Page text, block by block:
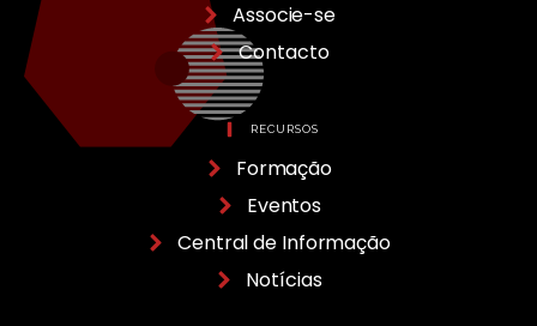
Associe-se
Contacto
RECURSOS
Formação
Eventos
Central de Informação
Notícias